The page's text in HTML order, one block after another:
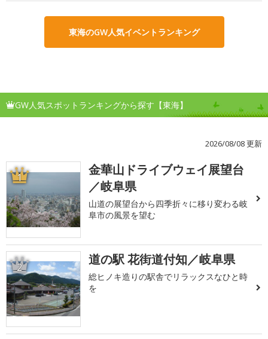
東海のGW人気イベントランキング
GW人気スポットランキングから探す【東海】
2026/08/08 更新
1
金華山ドライブウェイ展望台
／岐阜県
山道の展望台から四季折々に移り変わる岐
阜市の風景を望む
2 道の駅 花街道付知／岐阜県
総ヒノキ造りの駅舎でリラックスなひと時
を